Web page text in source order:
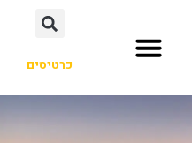
כרטיסים